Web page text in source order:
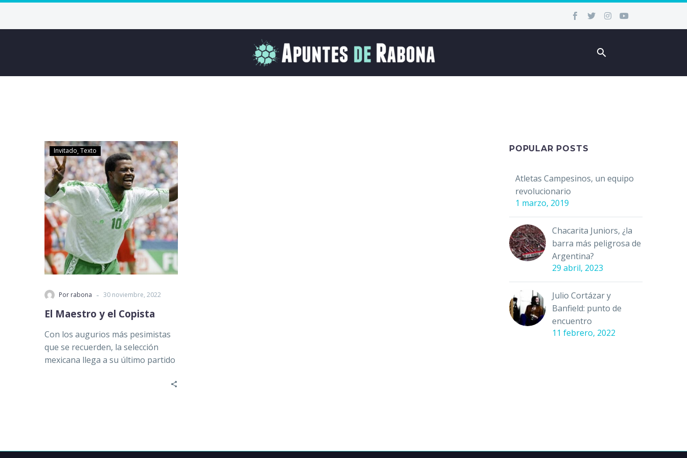
Invitado Texto
Por rabona - 30 noviembre, 2022
El Maestro y el Copista
Con los augurios más pesimistas
que se recuerden, la selección
mexicana llega a su último partido
POPULAR POSTS
Atletas Campesinos, un equipo
revolucionario
1 marzo, 2019
Chacarita Juniors, ¿la
barra más peligrosa de
Argentina?
29 abril, 2023
Julio Cortázar y
Banfield: punto de
encuentro
11 febrero, 2022